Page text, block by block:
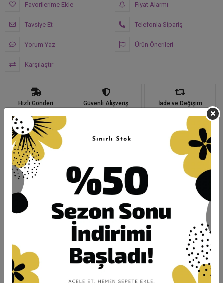
Favorilerime Ekle
Tavsiye Et
Yorum Yaz
Karşılaştır
Fiyat Alarmı
Telefonla Sipariş
Ürün Önerileri
Hızlı Gönderi Güvenli Alışveriş İade ve Değişim
Ürün Açıklaması Taksit Seçenekleri
Yorumlar
ÖLÇÜLERİ;
1 beden göğüs 114 / basen 120
2 beden göğüs 120 / basen 126
3 beden göğüs 128 / basen 134
4 beden göğüs 134 / basen 140